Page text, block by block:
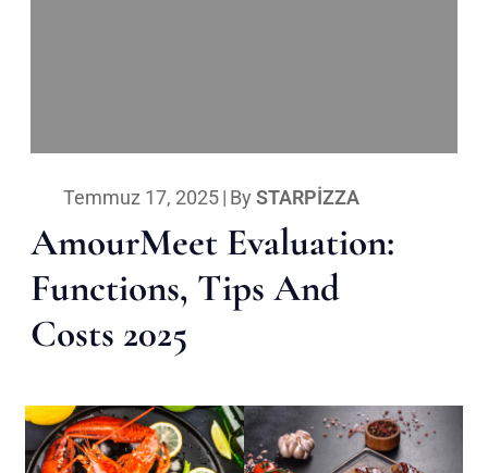
Temmuz 17, 2025| By STARPIZZA
AmourMeet Evaluation:
Functions, Tips And
Costs 2025